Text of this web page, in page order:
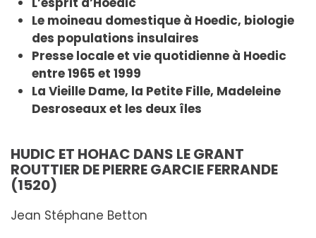
Le moineau domestique à Hoedic, biologie
des populations insulaires
Presse locale et vie quotidienne à Hoedic
entre 1965 et 1999
La Vieille Dame, la Petite Fille, Madeleine
Desroseaux et les deux îles
HUDIC ET HOHAC DANS LE GRANT
ROUTTIER DE PIERRE GARCIE FERRANDE
(1520)
Jean Stéphane Betton